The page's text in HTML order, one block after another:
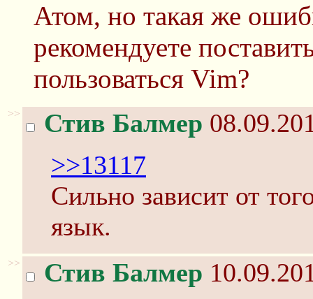
Атом, но такая же
рекомендуете
пользоваться Vim?
>> Стив Балмер
>>13117
Сильно зависит от
язык.
>> Стив Балмер